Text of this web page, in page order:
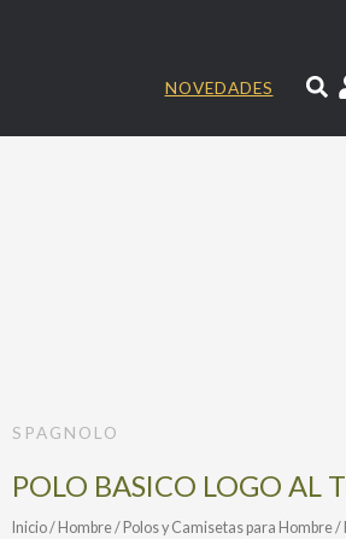
NOVEDADES
SPAGNOLO
POLO BASICO LOGO AL
Inicio/ Hombre/ Polos y Camisetas para Hombre/